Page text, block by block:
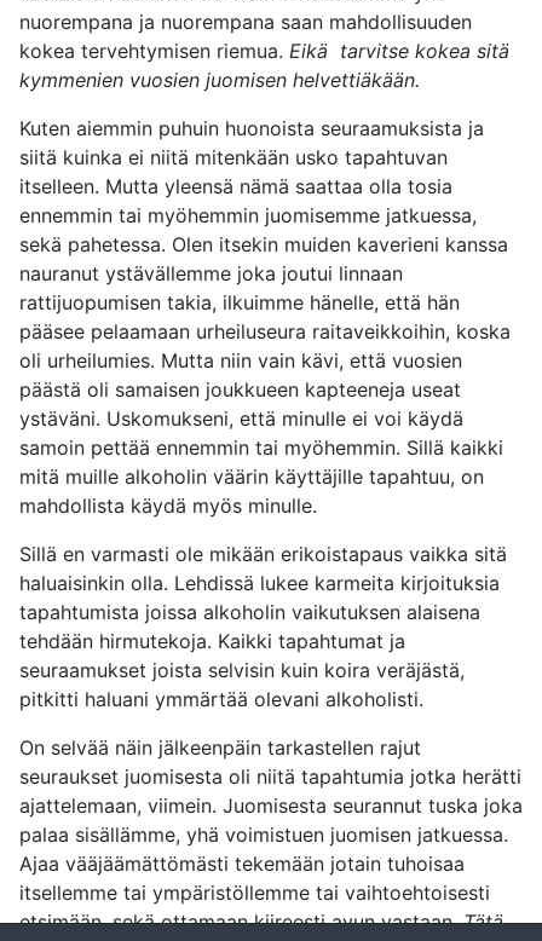
nuorempana ja nuorempana saan mahdollisuuden
kokea tervehtymisen riemua. Eikä tarvitse kokea sitä
kymmenien vuosien juomisen helvettiäkään.
Kuten aiemmin puhuin huonoista seuraamuksista ja
siitä kuinka ei niitä mitenkään usko tapahtuvan
itselleen. Mutta yleensä nämä saattaa olla tosia
ennemmin tai myöhemmin juomisemme jatkuessa,
sekä pahetessa. Olen itsekin muiden kaverieni kanssa
nauranut ystävällemme joka joutui linnaan
rattijuopumisen takia, ilkuimme hänelle, että hän
pääsee pelaamaan urheiluseura raitaveikkoihin, koska
oli urheilumies. Mutta niin vain kävi, että vuosien
päästä oli samaisen joukkueen kapteeneja useat
ystäväni. Uskomukseni, että minulle ei voi käydä
samoin pettää ennemmin tai myöhemmin. Sillä kaikki
mitä muille alkoholin väärin käyttäjille tapahtuu, on
mahdollista käydä myös minulle.
Sillä en varmasti ole mikään erikoistapaus vaikka sitä
haluaisinkin olla. Lehdissä lukee karmeita kirjoituksia
tapahtumista joissa alkoholin vaikutuksen alaisena
tehdään hirmutekoja. Kaikki tapahtumat ja
seuraamukset joista selvisin kuin koira veräjästä,
pitkitti haluani ymmärtää olevani alkoholisti.
On selvää näin jälkeenpäin tarkastellen rajut
seuraukset juomisesta oli niitä tapahtumia jotka herätti
ajattelemaan, viimein. Juomisesta seurannut tuska joka
palaa sisällämme, yhä voimistuen juomisen jatkuessa.
Ajaa vääjäämättömästi tekemään jotain tuhoisaa
itsellemme tai ympäristöllemme tai vaihtoehtoisesti
etsimään, sekä ottamaan kiireesti avun vastaan.Tätä